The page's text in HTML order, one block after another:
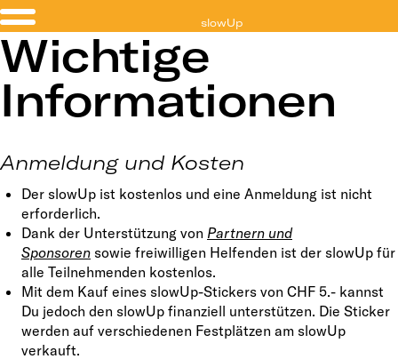
slowUp
Wichtige
Informationen
Anmeldung und Kosten
Der slowUp ist kostenlos und eine Anmeldung ist nicht
erforderlich.
Dank der Unterstützung von Partnern und
Sponsoren sowie freiwilligen Helfenden ist der slowUp für
alle Teilnehmenden kostenlos.
Mit dem Kauf eines slowUp-Stickers von CHF 5.- kannst
Du jedoch den slowUp finanziell unterstützen. Die Sticker
werden auf verschiedenen Festplätzen am slowUp
verkauft.